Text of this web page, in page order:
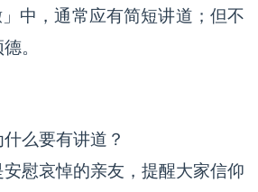
中，通常应有简短讲道；但不
。
么要有讲道？
慰哀悼的亲友，提醒大家信仰